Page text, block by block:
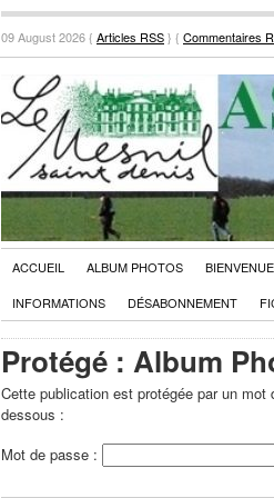
09 August 2026 { Articles RSS} { Commentaires
ACCUEIL ALBUM PHOTOS
INFORMATIONS
DÉSABONNEMENT
Protégé : Album
Cette publication est protégée par un
dessous :
Mot de passe :